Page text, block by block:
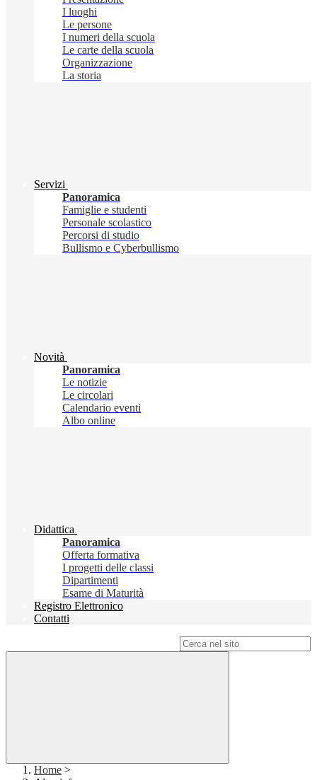
I luoghi
Le persone
I numeri della scuola
Le carte della scuola
Organizzazione
La storia
Servizi
Panoramica
Famiglie e studenti
Personale scolastico
Percorsi di studio
Bullismo e Cyberbullismo
Novità
Panoramica
Le notizie
Le circolari
Calendario eventi
Albo online
Didattica
Panoramica
Offerta formativa
I progetti delle classi
Dipartimenti
Esame di Maturità
Registro Elettronico
Contatti
Home >